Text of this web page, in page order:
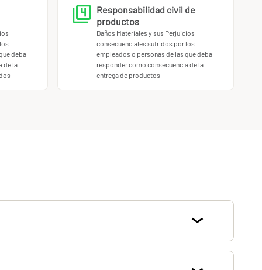
deba
de la
Responsabilidad civil de
productos
Daños Materiales y sus Perjuicios
consecuenciales sufridos por los
empleados o personas de las que deba
responder como consecuencia de la
entrega de productos